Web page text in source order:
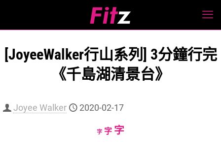
[JoyeeWalker行山系列] 3分鐘行完
《千島湖清景台》
Joyee Walker 2020-02-17
字Decrease
字Reset
字Increase